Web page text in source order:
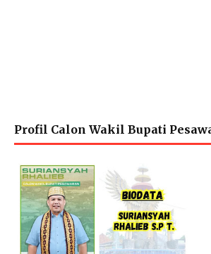
Profil Calon Wakil Bupati